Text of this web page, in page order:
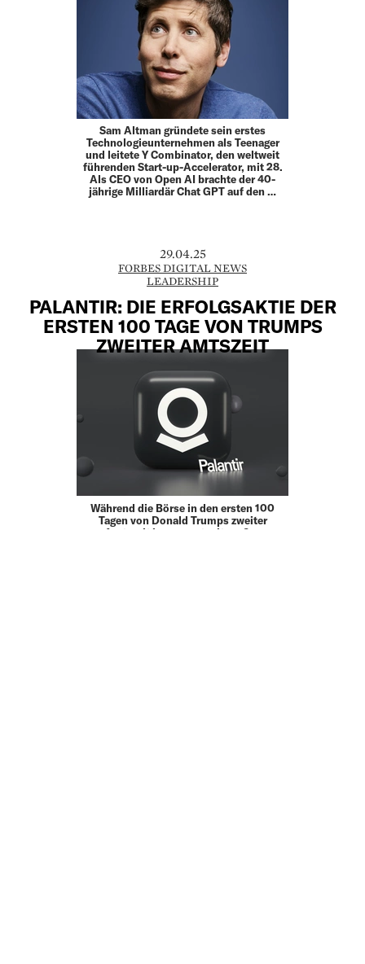
Sam Altman gründete sein erstes
Technologieunternehmen als Teenager
und leitete Y Combinator, den weltweit
führenden Start-up-­Accelerator, mit 28.
Als CEO von Open AI brachte der 40-
jährige Milliardär Chat GPT auf den …
29.04.25
FORBES DIGITAL NEWS
LEADERSHIP
PALANTIR: DIE ERFOLGSAKTIE DER
ERSTEN 100 TAGE VON TRUMPS
ZWEITER AMTSZEIT
Während die Börse in den ersten 100
Tagen von Donald Trumps zweiter
Amtszeit insgesamt mit großen